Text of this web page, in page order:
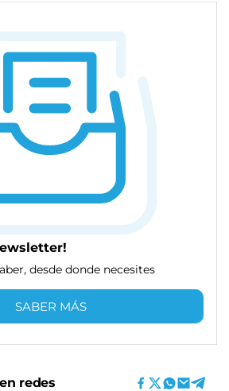
desde donde necesites
SABER MÁS
redes